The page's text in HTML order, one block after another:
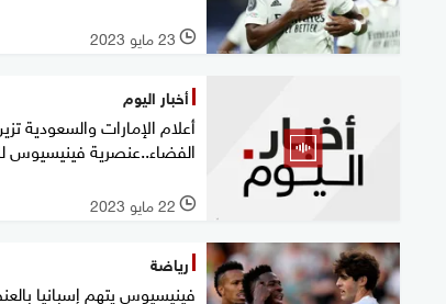
l 23 مايو 2023
أخبار اليوم
أعلام الإمارات والسعودية
الفضاء..عنصرية فينيسيوس
l 22 مايو 2023
رياضة
فينيسيوس يتهم إسبانيا